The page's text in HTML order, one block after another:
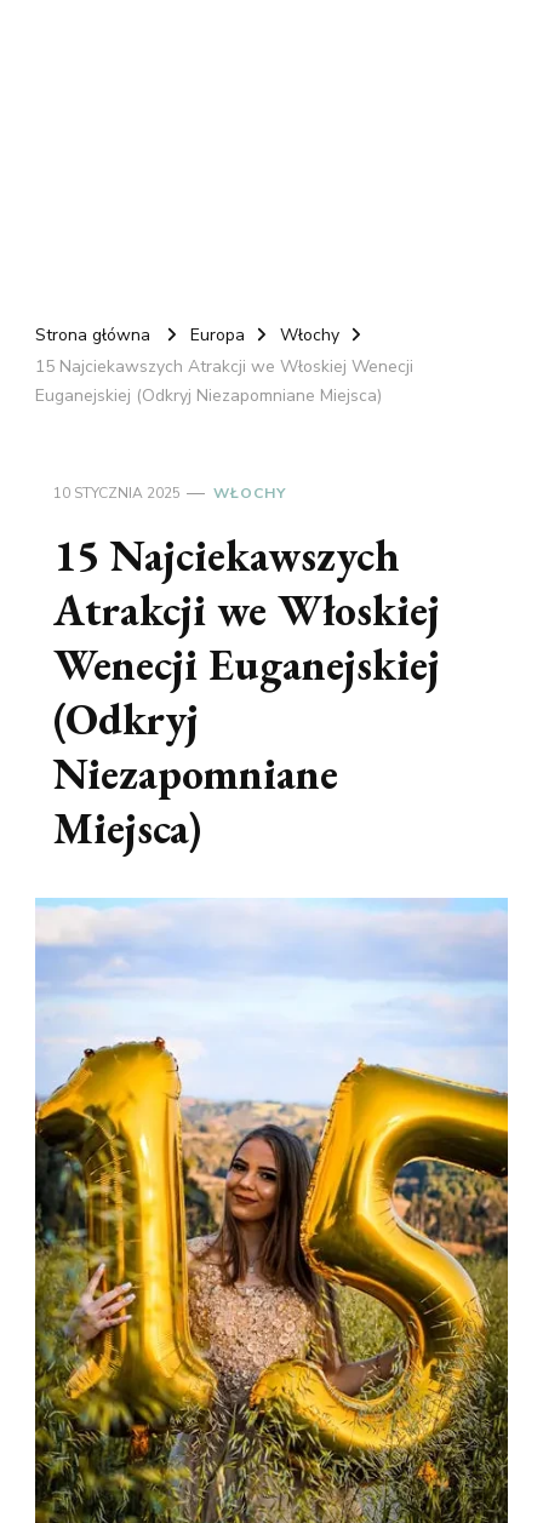
Strona główna Europa
Włochy
15 Najciekawszych Atrakcji we Włoskiej Wenecji
Euganejskiej (Odkryj Niezapomniane Miejsca)
10 STYCZNIA 2025 WŁOCHY
15 Najciekawszych
Atrakcji we Włoskiej
Wenecji Euganejskiej
(Odkryj
Niezapomniane
Miejsca)